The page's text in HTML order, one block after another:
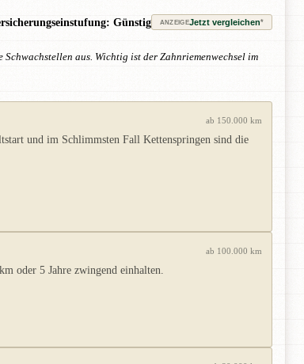
Günstig ANZEIGEJetzt vergleichen*
aus. Wichtig ist der Zahnriemenwechsel im
ab 150.000 km
und im Schlimmsten Fall Kettenspringen sind die
ab 100.000 km
oder 5 Jahre zwingend einhalten.